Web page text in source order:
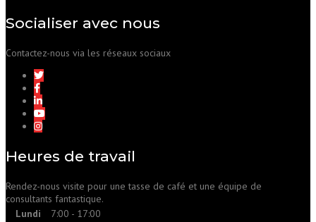
Socialiser avec nous
Contactez-nous via les réseaux sociaux
Heures de travail
Rendez-nous visite pour une tasse de café et une équipe de
consultants fantastique.
Lundi
7:00 - 17:00